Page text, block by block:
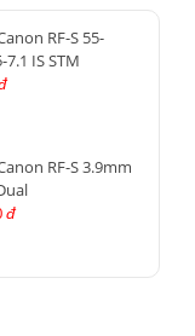
RF-S 55-
IS STM
RF-S 3.9mm
đ